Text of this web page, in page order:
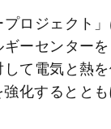
プロジェクト
ーセンター
て電気と熱
化するとと